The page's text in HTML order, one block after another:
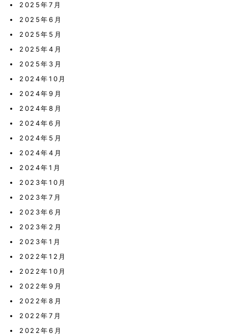
2025年7月
2025年6月
2025年5月
2025年4月
2025年3月
2024年10月
2024年9月
2024年8月
2024年6月
2024年5月
2024年4月
2024年1月
2023年10月
2023年7月
2023年6月
2023年2月
2023年1月
2022年12月
2022年10月
2022年9月
2022年8月
2022年7月
2022年6月